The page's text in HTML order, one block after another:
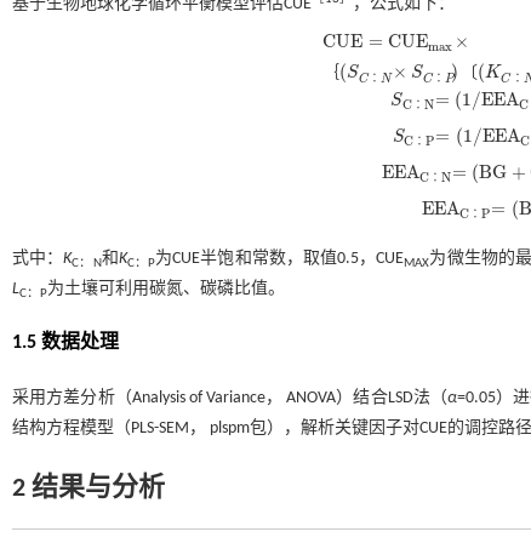
基于生物地球化学循环平衡模型评估CUE ，公式如下：
CUE = CUEmax ×
｛ (SC∶ N× SC∶ P) 〔 (KC∶
UE =C ma ×( ∶ ×S C∶
SC∶ N= (1/EEAC
SC∶ N =(1 /EE AC∶N)
SC ∶P= (1/EEAC
SC∶ P=(1 /EE AC∶P)
EEAC ∶N= (BG +
EEAC∶ N= (B G+CBH )
EEAC ∶P= (B
EEAC∶ P=(B G+C
式中：KC：N和KC：P为CUE半饱和常数，取值0.5，CUEMAX为微生物的
LC：P为土壤可利用碳氮、碳磷比值。
1.5 数据处理
采用方差分析（Analysis of Variance， ANOVA）结合LSD法（α=0.05）
结构方程模型（PLS-SEM， plspm包），解析关键因子对CUE的调控路径
2 结果与分析